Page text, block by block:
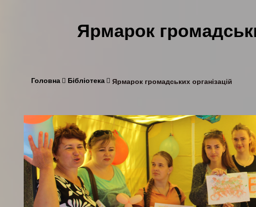
Ярмарок
Головна Бібліотека Ярмарок громадських організацій